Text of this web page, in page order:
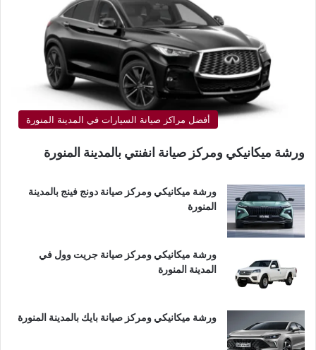
أفضل مراكز صيانة السيارات في المدينة المنورة
ورشة ميكانيكي ومركز صيانة انفنتي بالمدينة المنورة
ورشة ميكانيكي ومركز صيانة دونج فينج بالمدينة
المنورة
ورشة ميكانيكي ومركز صيانة جريت وول في
المدينة المنورة
ورشة ميكانيكي ومركز صيانة بايك بالمدينة المنورة